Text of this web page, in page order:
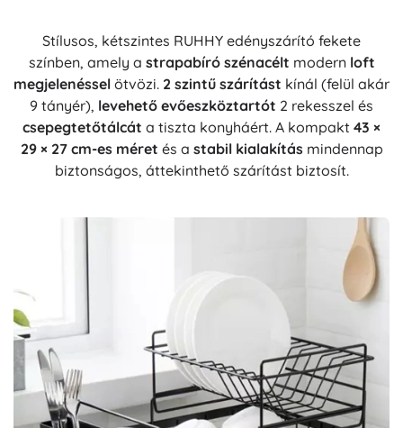
Stílusos, kétszintes RUHHY edényszárító fekete
színben, amely a strapabíró szénacélt modern loft
megjelenéssel ötvözi. 2 szintű szárítást kínál (felül akár
9 tányér), levehető evőeszköztartót 2 rekesszel és
csepegtetőtálcát a tiszta konyháért. A kompakt 43 ×
29 × 27 cm-es méret és a stabil kialakításmindennap
biztonságos, áttekinthető szárítást biztosít.